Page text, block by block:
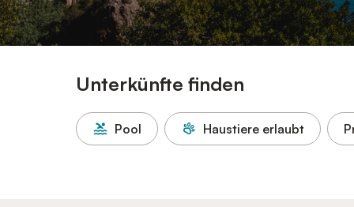
Unterkünfte finden
Pool Haustiere erlaubt